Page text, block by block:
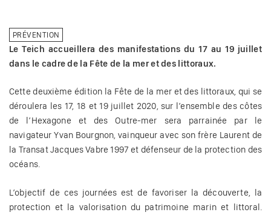
PRÉVENTION
Le Teich accueillera des manifestations du 17 au 19 juillet
dans le cadre de la Fête de la mer et des littoraux.
Cette deuxième édition la Fête de la mer et des littoraux, qui se
déroulera les 17, 18 et 19 juillet 2020, sur l’ensemble des côtes
de l’Hexagone et des Outre-mer sera parrainée par le
navigateur Yvan Bourgnon, vainqueur avec son frère Laurent de
la Transat Jacques Vabre 1997 et défenseur de la protection des
océans.
L’objectif de ces journées est de favoriser la découverte, la
protection et la valorisation du patrimoine marin et littoral.